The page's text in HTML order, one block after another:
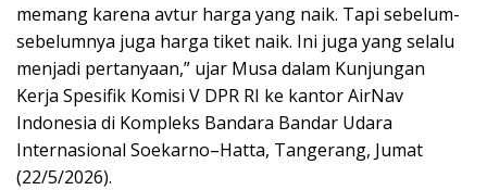
memang karena avtur harga yang naik. Tapi sebelum-
sebelumnya juga harga tiket naik. Ini juga yang selalu
menjadi pertanyaan,” ujar Musa dalam Kunjungan
Kerja Spesifik Komisi V DPR RI ke kantor AirNav
Indonesia di Kompleks Bandara Bandar Udara
Internasional Soekarno–Hatta, Tangerang, Jumat
(22/5/2026).